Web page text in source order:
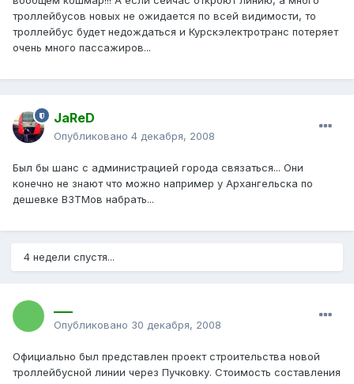
троллейбусов новых не ожидается по всей видимости, то
троллейбус будет недождаться и Курскэлектротранс потеряет
очень много пассажиров...
JaReD
Опубликовано 4 декабря, 2008
Был бы шанс с администрацией города связаться... Они
конечно не знают что можно например у Архангельска по
дешевке ВЗТМов набрать...
4 недели спустя...
Опубликовано 30 декабря, 2008
Официально был представлен проект строительства новой
троллейбусной линии через Пучковку. Стоимость составления